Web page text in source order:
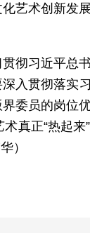
术创新发
习近平总
入贯彻落实
委员的岗位
正“热起来
）